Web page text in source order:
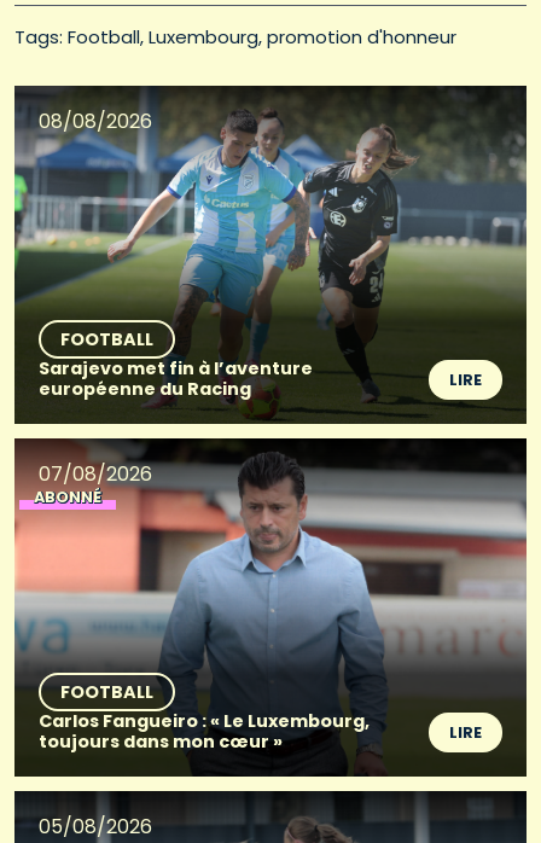
Tags: Football Luxembourg promotion d'honneur
08/08/2026
FOOTBALL
Sarajevo met fin à l’aventure
européenne du Racing
LIRE
07/08/2026
ABONNÉ
FOOTBALL
Carlos Fangueiro : « Le Luxembourg,
toujours dans mon cœur »
LIRE
05/08/2026